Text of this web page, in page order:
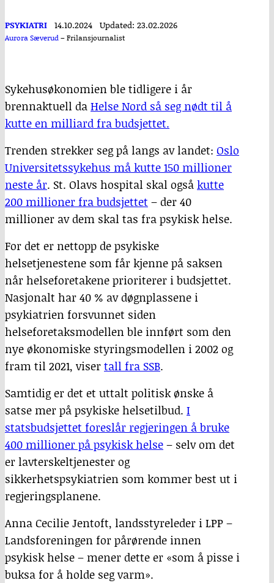
PSYKIATRI 14.10.2024 Updated: 23.02.2026
Aurora Sæverud–Frilansjournalist
Sykehusøkonomien ble tidligere i år
brennaktuell daHelse Nord så seg nødt til å
kutte en milliard fra budsjettet.
Trenden strekker seg på langs av landet: Oslo
Universitetssykehus må kutte 150 millioner
neste år. St. Olavs hospital skal ogsåkutte
200 millioner fra budsjettet – der 40
millioner av dem skal tas fra psykisk helse.
For det er nettopp de psykiske
helsetjenestene som får kjenne på saksen
når helseforetakene prioriterer i budsjettet.
Nasjonalt har 40 % av døgnplassene i
psykiatrien forsvunnet siden
helseforetaksmodellen ble innført som den
nye økonomiske styringsmodellen i 2002 og
fram til 2021, visertall fra SSB.
Samtidig er det et uttalt politisk ønske å
satse mer på psykiske helsetilbud. I
statsbudsjettet foreslår regjeringen å bruke
400 millioner på psykisk helse– selv om det
er lavterskeltjenester og
sikkerhetspsykiatrien som kommer best ut i
regjeringsplanene.
Anna Cecilie Jentoft, landsstyreleder i LPP –
Landsforeningen for pårørende innen
psykisk helse – mener dette er «som å pisse i
buksa for å holde seg varm».